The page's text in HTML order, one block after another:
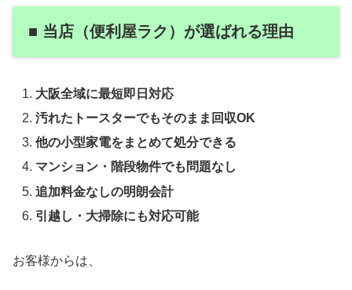
■ 当店（便利屋ラク）が選ばれる理由
大阪全域に最短即日対応
汚れたトースターでもそのまま回収OK
他の小型家電をまとめて処分できる
マンション・階段物件でも問題なし
追加料金なしの明朗会計
引越し・大掃除にも対応可能
お客様からは、